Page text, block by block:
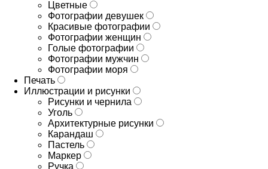
Цветные
Фотографии девушек
Красивые фотографии
Фотографии женщин
Голые фотографии
Фотографии мужчин
Фотографии моря
Печать
Иллюстрации и рисунки
Рисунки и чернила
Уголь
Архитектурные рисунки
Карандаш
Пастель
Маркер
Ручка